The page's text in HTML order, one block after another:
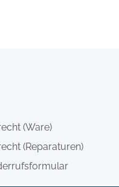
(Ware)
(Reparaturen)